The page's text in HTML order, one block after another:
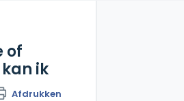
of
ik
Afdrukken